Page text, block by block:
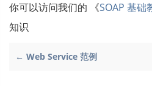
你可以访问我们的 《SOAP 基础
知识
← Web Service 范例